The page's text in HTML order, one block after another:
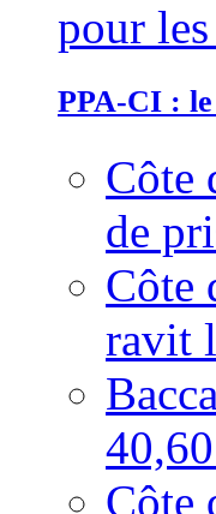
PPA-CI : le
Côte
de
Côte
ravit
Côte